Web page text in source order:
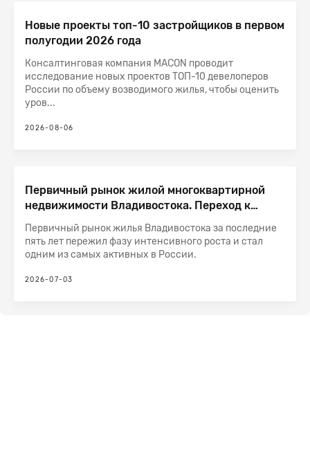
Новые проекты топ-10 застройщиков в первом
полугодии 2026 года
Консалтинговая компания MACON проводит
исследование новых проектов ТОП-10 девелоперов
России по объему возводимого жилья, чтобы оценить
уров...
2026-08-06
Первичный рынок жилой многоквартирной
недвижимости Владивостока. Переход к
Первичный рынок жилья Владивостока за последние
пять лет пережил фазу интенсивного роста и стал
одним из самых активных в России.
2026-07-03